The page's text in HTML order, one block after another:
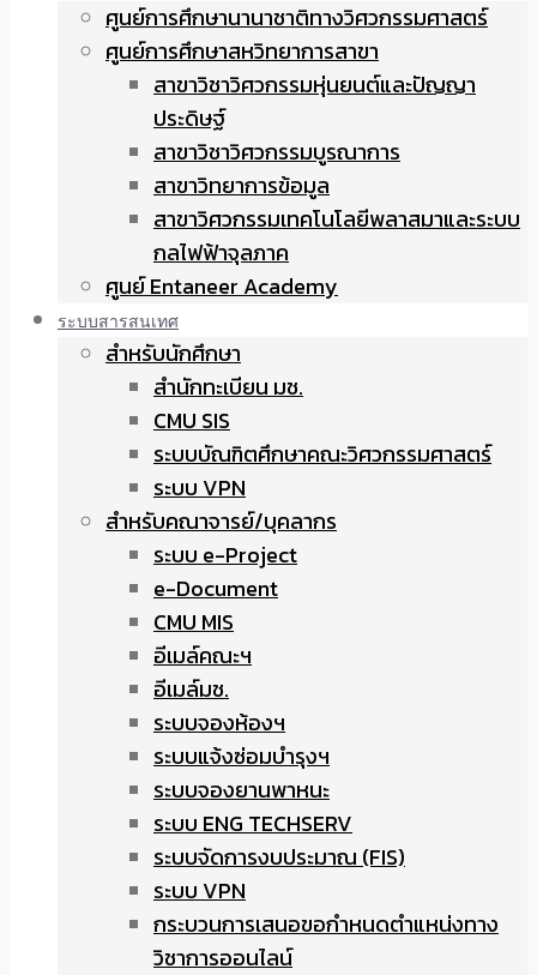
ศูนย์การศึกษานานาชาติทางวิศวกรรมศาสตร์
ศูนย์การศึกษาสหวิทยาการสาขา
สาขาวิชาวิศวกรรมหุ่นยนต์และปัญญา
ประดิษฐ์
สาขาวิชาวิศวกรรมบูรณาการ
สาขาวิทยาการข้อมูล
สาขาวิศวกรรมเทคโนโลยีพลาสมาและระบบ
กลไฟฟ้าจุลภาค
ศูนย์ Entaneer Academy
ระบบสารสนเทศ
สำหรับนักศึกษา
สำนักทะเบียน มช.
CMU SIS
ระบบบัณฑิตศึกษาคณะวิศวกรรมศาสตร์
ระบบ VPN
สำหรับคณาจารย์/บุคลากร
ระบบ e-Project
e-Document
CMU MIS
อีเมล์คณะฯ
อีเมล์มช.
ระบบจองห้องฯ
ระบบแจ้งซ่อมบำรุงฯ
ระบบจองยานพาหนะ
ระบบ ENG TECHSERV
ระบบจัดการงบประมาณ (FIS)
ระบบ VPN
กระบวนการเสนอขอกำหนดตำแหน่งทาง
วิชาการออนไลน์